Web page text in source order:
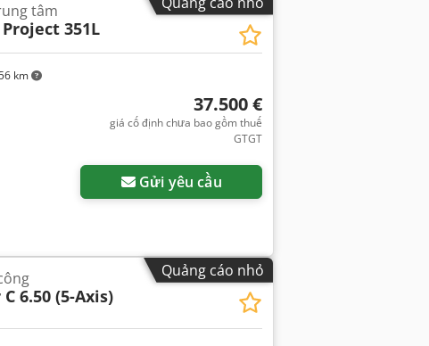
km
tâm
Project 351L
37.500 €
giá cố định chưa bao gồm thuế
GTGT
Gửi yêu cầu
Quảng cáo nhỏ
6.50 (5-Axis)